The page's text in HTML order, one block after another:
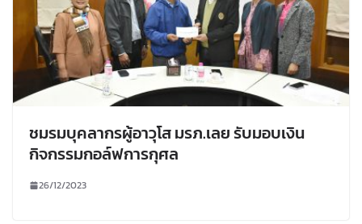
ชมรมบุคลากรผู้อาวุโส มรภ.เลย รับมอบเงิน
กิจกรรมกอล์ฟการกุศล
26/12/2023